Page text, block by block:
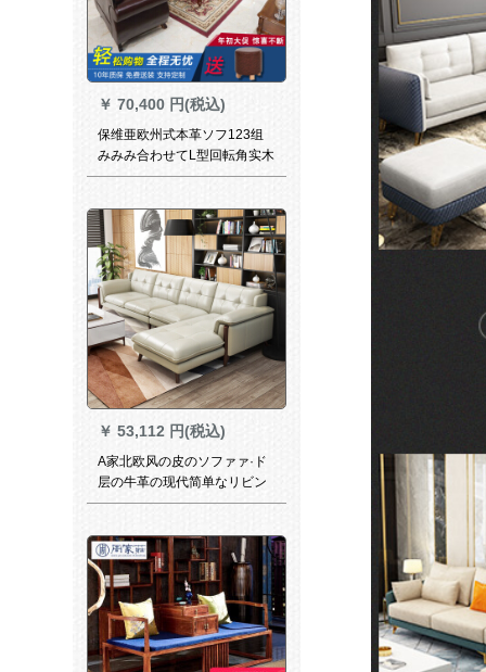
￥ 70,400 円(税込)
保维亜欧州式本革ソフ123组
みみみ合わせてL型回転角实木
雕刻Ӣド牛革ソファァ欧州式
リングのペンション家具ホテ
リングのファック+ファルコン
の色
￥ 53,112 円(税込)
A家北欧风の皮のソファァ·ド
层の牛革の现代简单なリビン
グス家具セト·ファ3人挂け台